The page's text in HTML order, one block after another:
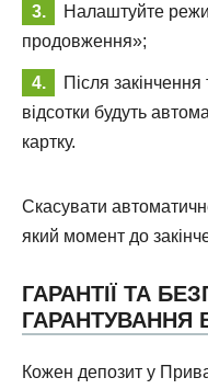
Налаштуйте
продовження»;
Після
відсотки будуть
картку.
Скасувати
який момент до
ГАРАНТІЇ ТА
ГАРАНТУВАННЯ
Кожен депозит у